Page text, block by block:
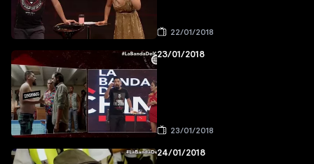
22/01/2018
23/01/2018
23/01/2018
24/01/2018